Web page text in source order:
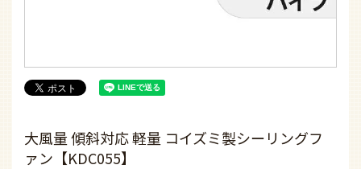
大風量 傾斜対応 軽量 コイズミ製シーリングフ
ァン【KDC055】